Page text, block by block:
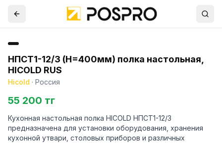
НПСТ1-12/3 (H=400мм) полка настольная,
HICOLD RUS
Hicold · Россия
55 200 тг
Кухонная настольная полка HICOLD НПСТ1-12/3
предназначена для установки оборудования, хранения
кухонной утвари, столовых приборов и различных